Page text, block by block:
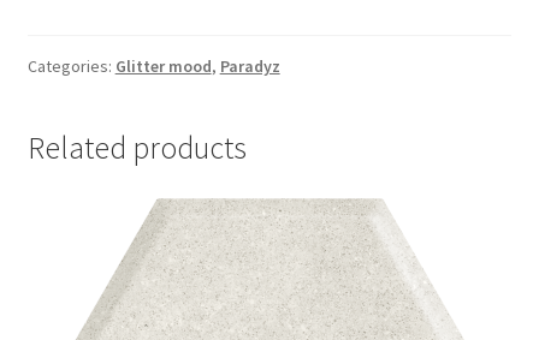
Categories: Glitter mood, Paradyz
Related products